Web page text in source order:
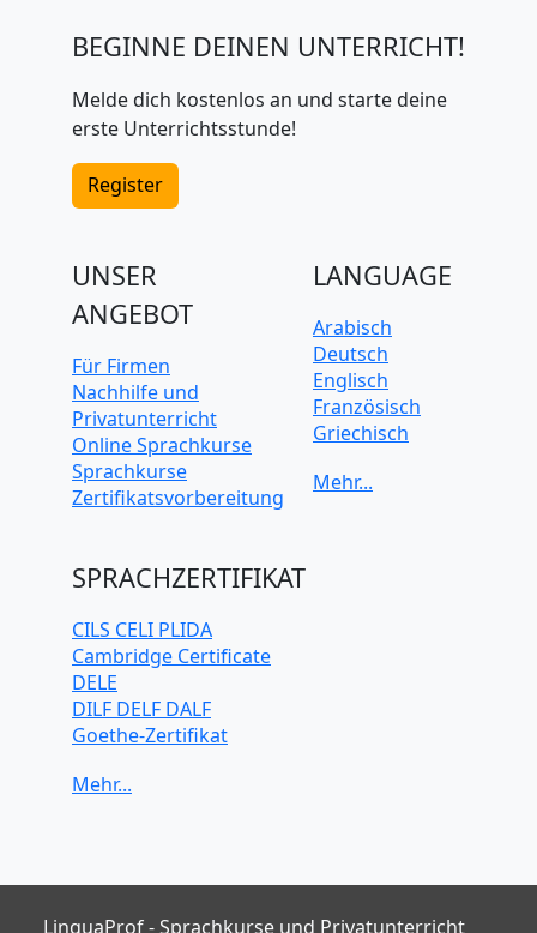
BEGINNE DEINEN UNTERRICHT!
Melde dich kostenlos an und starte deine
erste Unterrichtsstunde!
Register
UNSER
ANGEBOT
Für Firmen
Nachhilfe und
Privatunterricht
Online Sprachkurse
Sprachkurse
Zertifikatsvorbereitung
LANGUAGE
Arabisch
Deutsch
Englisch
Französisch
Griechisch
Japanisch
SPRACHZERTIFIKAT
CILS CELI PLIDA
Cambridge Certificate
DELE
DILF DELF DALF
Goethe-Zertifikat
TELC
LinguaProf - Sprachkurse und Privatunterricht